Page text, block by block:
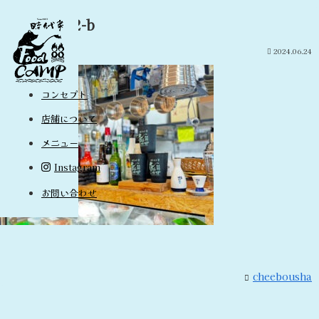
コンセプト
店舗について
メニュー
Instagram
お問い合わせ
tentMain2-b
2024.06.24
cheebousha